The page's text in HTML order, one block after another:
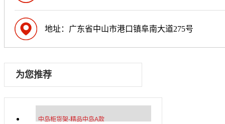
地址：广东省中山市港口镇阜南大道275号
为您推荐
中岛柜货架-精品中岛A款